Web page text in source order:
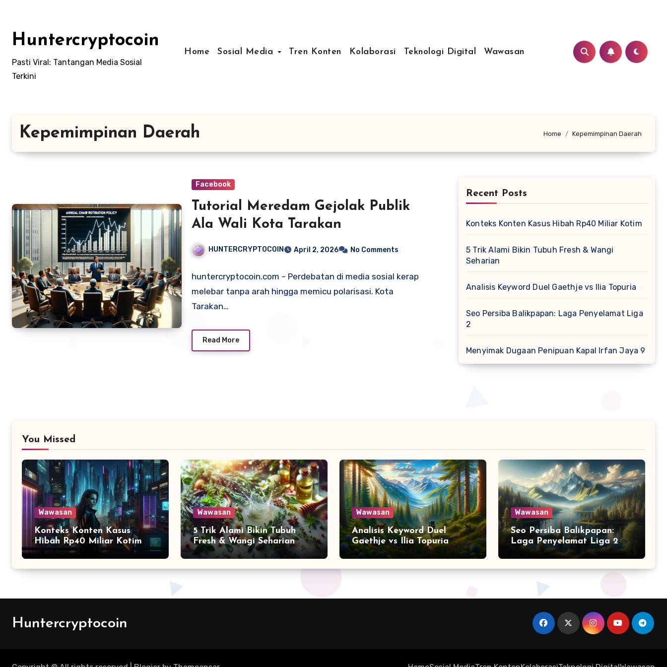
contentHuntercryptocoin
Pasti Viral: Tantangan Media Sosial
Terkini
Home Sosial Media Tren Konten Kolaborasi Teknologi Digital Wawasan
Kepemimpinan Daerah Home Kepemimpinan Daerah
Facebook
Tutorial Meredam Gejolak Publik
Ala Wali Kota Tarakan
HUNTERCRYPTOCOIN April 2, 2026 No Comments
huntercryptocoin.com – Perdebatan di media sosial kerap
melebar tanpa arah hingga memicu polarisasi. Kota
Tarakan…
Read More
Recent Posts
Konteks Konten Kasus Hibah Rp40 Miliar Kotim
5 Trik Alami Bikin Tubuh Fresh & Wangi
Seharian
Analisis Keyword Duel Gaethje vs Ilia Topuria
Seo Persiba Balikpapan: Laga Penyelamat Liga
2
Menyimak Dugaan Penipuan Kapal Irfan Jaya 9
You Missed
Wawasan
Konteks Konten Kasus
Hibah Rp40 Miliar Kotim
Wawasan
5 Trik Alami Bikin Tubuh
Fresh & Wangi Seharian
Wawasan
Analisis Keyword Duel
Gaethje vs Ilia Topuria
Wawasan
Seo Persiba Balikpapan:
Laga Penyelamat Liga 2
Huntercryptocoin